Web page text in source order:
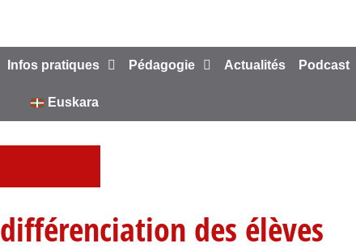
Infos pratiques Pédagogie Actualités Podcast
Euskara
des élèves